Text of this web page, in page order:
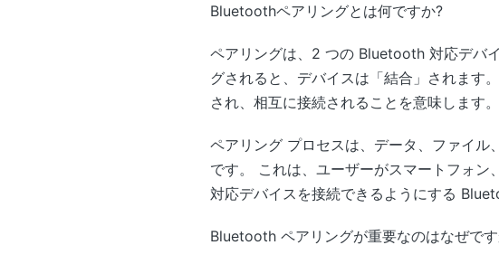
Bluetoothペアリングとは何ですか?
ペアリングは、2 つの Bluetooth 対応デバ
グされると、デバイスは「結合」されます
され、相互に接続されることを意味します。
ペアリング プロセスは、データ、ファイ
です。 これは、ユーザーがスマートフォ
対応デバイスを接続できるようにする
Bluetooth ペアリングが重要なのはなぜで